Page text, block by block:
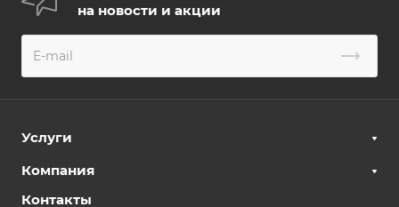
на новости и акции
Услуги
Компания
Контакты